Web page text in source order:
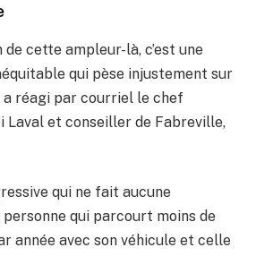
de cette ampleur-là, c’est une
qui pèse injustement sur
réagi par courriel le chef
Laval et conseiller de Fabreville,
qui ne fait aucune
qui parcourt moins de
année avec son véhicule et celle